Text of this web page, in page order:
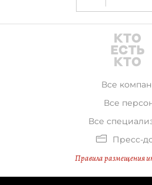
Все
Все
Все
Пресс-
Правила размещения